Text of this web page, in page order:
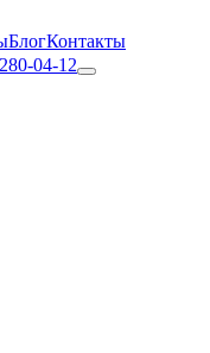
БлогКонтакты
04-12